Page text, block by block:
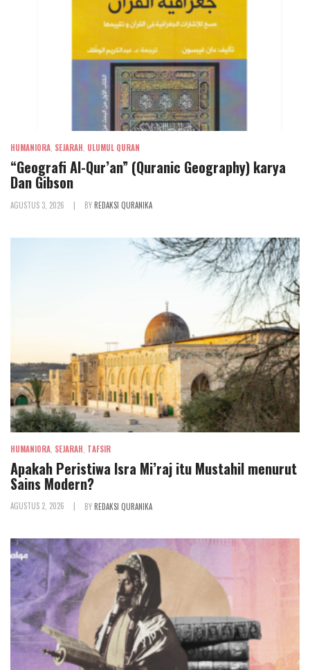
HUMANIORA SEJARAH ULUMUL QURAN
“Geografi Al-Qur’an” (Quranic Geography) karya
Dan Gibson
AGUSTUS 3, 2026 | BYREDAKSI QURANIKA
HUMANIORA SEJARAH TAFSIR
Apakah Peristiwa Isra Mi’raj itu Mustahil menurut
Sains Modern?
AGUSTUS 2, 2026 | BYREDAKSI QURANIKA